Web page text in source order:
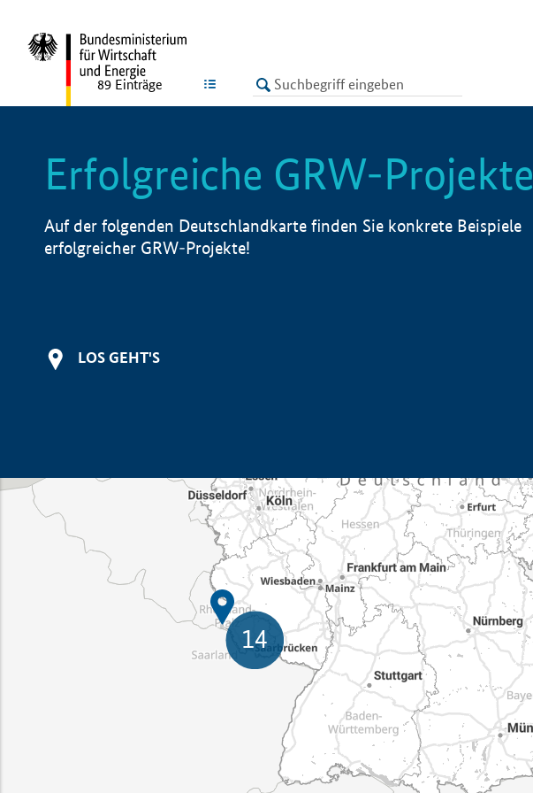
LISTE
89 Einträge
Erfolgreiche GRW-Projekte
Auf der folgenden Deutschlandkarte finden Sie konkrete Beispiele
erfolgreicher GRW-Projekte!
LOS GEHT'S